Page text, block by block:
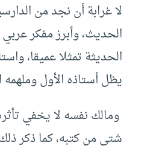
لا غرابة أن نجد من
الحديث، وأبرز مفكر
الحديثة تمثلا عميقا،
يظل أستاذه الأول وملهمه
ومالك نفسه لا يخفي
شتى من كتبه، كما ذكر